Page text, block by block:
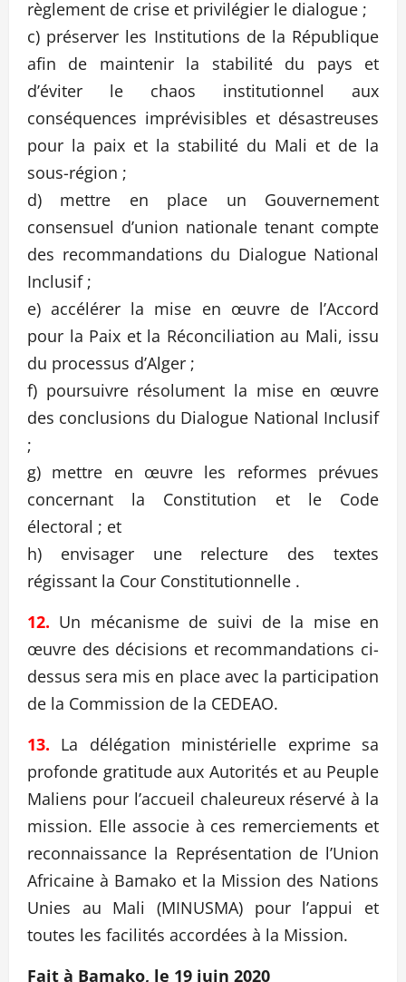
règlement de crise et privilégier le dialogue ;
c) préserver les Institutions de la République
afin de maintenir la stabilité du pays et
d’éviter le chaos institutionnel aux
conséquences imprévisibles et désastreuses
pour la paix et la stabilité du Mali et de la
sous-région ;
d) mettre en place un Gouvernement
consensuel d’union nationale tenant compte
des recommandations du Dialogue National
Inclusif ;
e) accélérer la mise en œuvre de l’Accord
pour la Paix et la Réconciliation au Mali, issu
du processus d’Alger ;
f) poursuivre résolument la mise en œuvre
des conclusions du Dialogue National Inclusif
;
g) mettre en œuvre les reformes prévues
concernant la Constitution et le Code
électoral ; et
h) envisager une relecture des textes
régissant la Cour Constitutionnelle .
12. Un mécanisme de suivi de la mise en
œuvre des décisions et recommandations ci-
dessus sera mis en place avec la participation
de la Commission de la CEDEAO.
13. La délégation ministérielle exprime sa
profonde gratitude aux Autorités et au Peuple
Maliens pour l’accueil chaleureux réservé à la
mission. Elle associe à ces remerciements et
reconnaissance la Représentation de l’Union
Africaine à Bamako et la Mission des Nations
Unies au Mali (MINUSMA) pour l’appui et
toutes les facilités accordées à la Mission.
Fait à Bamako, le 19 juin 2020